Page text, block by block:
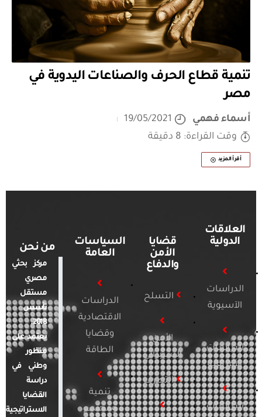
تنمية قطاع الحرف والصناعات اليدوية في
مصر
أسماء فهمي
19/05/2021
وقت القراءة: 8 دقيقة
أقرأ المزيد
العلاقات
الدولية
الدراسات
الآسيوية
الدراسات
الأفريقية
الدراسات
قضايا
الأمن
والدفاع
التسلح
الأمن
السيبراني
التطرف
السياسات
العامة
الدراسات
الاقتصادية
وقضايا
الطاقة
تنمية
ومجتمع
من نحن
مركز بحثي
مصري
مستقل
تأسس
2018.
يعتمد على
منظور
وطني في
دراسة
القضايا
الاستراتيجية